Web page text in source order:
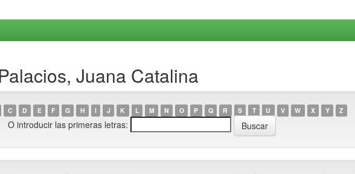
Juana Catalina
C D E F G H I J K L M N O P Q R S T U V W X Y Z
O introducir las primeras letras: